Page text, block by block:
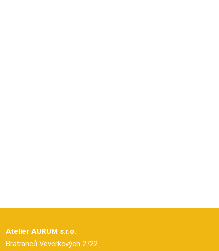
Atelier AURUM s.r.o.
Bratranců Veverkových 2722